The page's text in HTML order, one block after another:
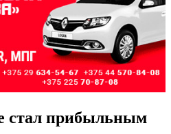
стал прибыльным